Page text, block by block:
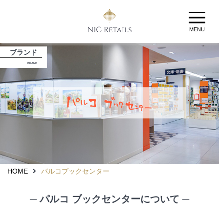
MENU
ブランド
BRAND
HOME パルコブックセンター
─ パルコ ブックセンターについて ─